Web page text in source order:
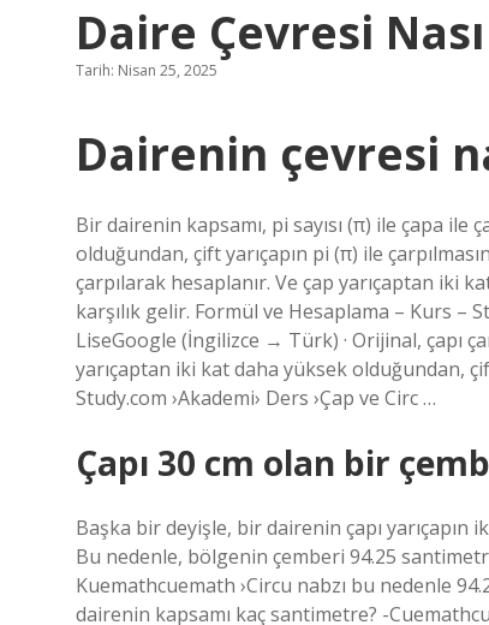
Daire Çevresi
Tarih: Nisan 25, 2025
Dairenin çevresi
Bir dairenin kapsamı, pi sayısı (π) ile çapa ile
olduğundan, çift yarıçapın pi (π) ile
çarpılarak hesaplanır. Ve çap yarıçaptan iki
karşılık gelir. Formül ve Hesaplama – Kurs –
LiseGoogle (İngilizce → Türk) · Orijinal, çapı
yarıçaptan iki kat daha yüksek olduğundan,
Study.com ›Akademi› Ders ›Çap ve Circ …
Çapı 30 cm olan bir
Başka bir deyişle, bir dairenin çapı
Bu nedenle, bölgenin çemberi 94.25
Kuemathcuemath ›Circu nabzı bu nedenle
dairenin kapsamı kaç santimetre? -